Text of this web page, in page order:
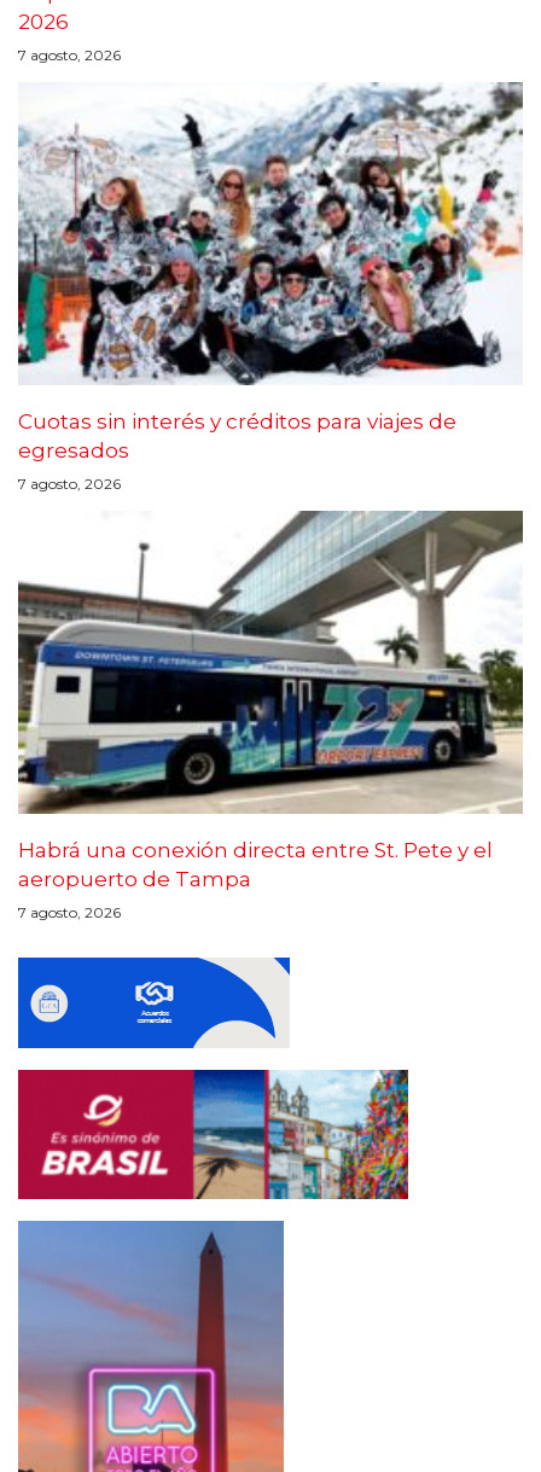
2026
7 agosto, 2026
Cuotas sin interés y créditos para viajes de
egresados
7 agosto, 2026
Habrá una conexión directa entre St. Pete y el
aeropuerto de Tampa
7 agosto, 2026